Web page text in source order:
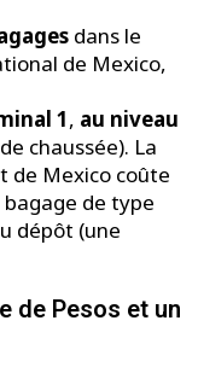
dans le
de Mexico,
1, au niveau
chaussée). La
de Mexico coûte
de type
dépôt (une
de Pesos et un